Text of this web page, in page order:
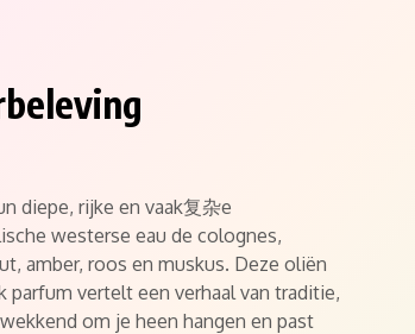
diepe, rijke en vaak复杂e
westerse eau de colognes,
amber, roos en muskus. Deze oliën
parfum vertelt een verhaal van traditie,
om je heen hangen en past